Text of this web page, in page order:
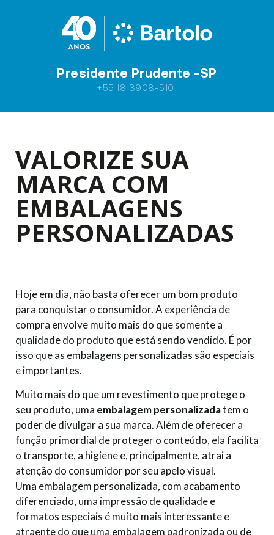
Presidente Prudente -SP
+55 18 3908-5101
VALORIZE SUA
MARCA COM
EMBALAGENS
PERSONALIZADAS
Hoje em dia, não basta oferecer um bom produto
para conquistar o consumidor. A experiência de
compra envolve muito mais do que somente a
qualidade do produto que está sendo vendido. É por
isso que as embalagens personalizadas são especiais
e importantes.
Muito mais do que um revestimento que protege o
seu produto, uma embalagem personalizadatem o
poder de divulgar a sua marca. Além de oferecer a
função primordial de proteger o conteúdo, ela facilita
o transporte, a higiene e, principalmente, atrai a
atenção do consumidor por seu apelo visual.
Uma embalagem personalizada, com acabamento
diferenciado, uma impressão de qualidade e
formatos especiais é muito mais interessante e
atraente do que uma embalagem padronizada ou de